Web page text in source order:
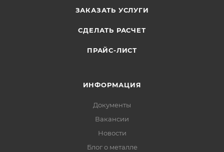
ЗАКАЗАТЬ УСЛУГИ
СДЕЛАТЬ РАСЧЕТ
ПРАЙС-ЛИСТ
ИНФОРМАЦИЯ
Документы
Вакансии
Новости
Блог о металле